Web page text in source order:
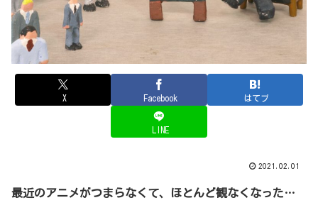
X Facebook はてブ
LINE
2021.02.01
最近のアニメがつまらなくて、ほとんど観なくなった…